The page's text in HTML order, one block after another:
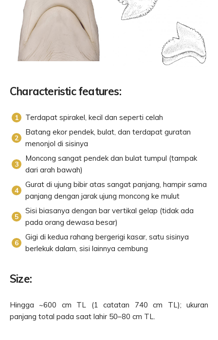
Characteristic features:
Terdapat spirakel, kecil dan seperti celah
Batang ekor pendek, bulat, dan terdapat guratan
menonjol di sisinya
Moncong sangat pendek dan bulat tumpul (tampak
dari arah bawah)
Gurat di ujung bibir atas sangat panjang, hampir sama
panjang dengan jarak ujung moncong ke mulut
Sisi biasanya dengan bar vertikal gelap (tidak ada
pada orang dewasa besar)
Gigi di kedua rahang bergerigi kasar, satu sisinya
berlekuk dalam, sisi lainnya cembung
Size:
Hingga ~600 cm TL (1 catatan 740 cm TL); ukuran
panjang total pada saat lahir 50–80 cm TL.